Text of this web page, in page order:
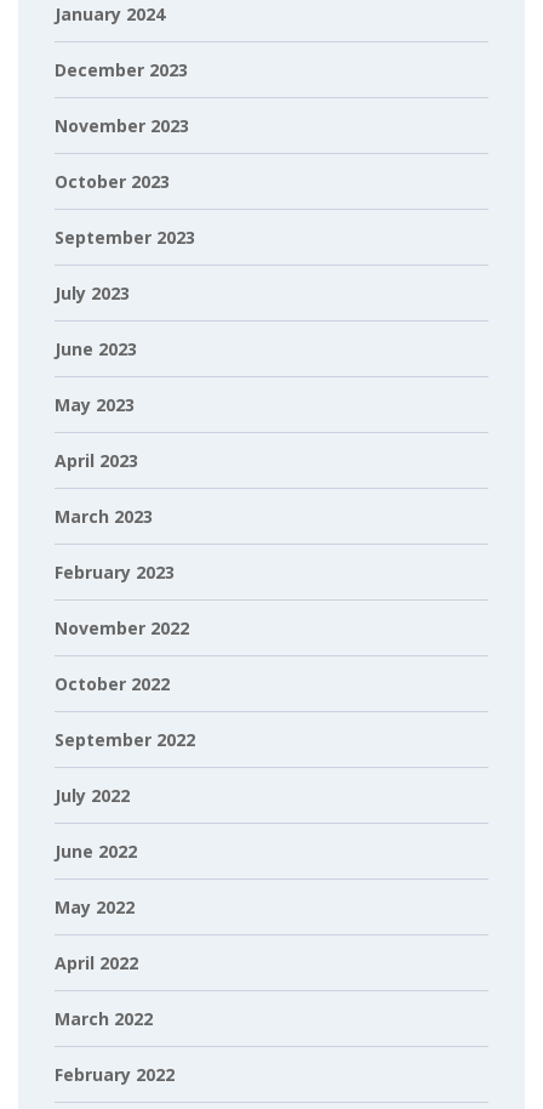
January 2024
December 2023
November 2023
October 2023
September 2023
July 2023
June 2023
May 2023
April 2023
March 2023
February 2023
November 2022
October 2022
September 2022
July 2022
June 2022
May 2022
April 2022
March 2022
February 2022